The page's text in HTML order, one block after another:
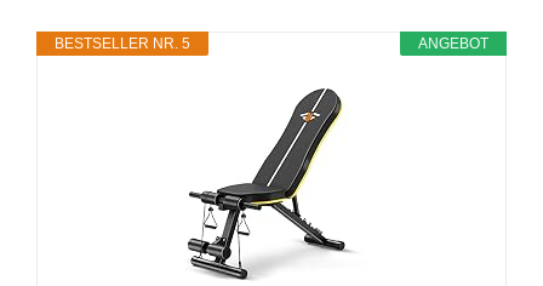
ANGEBOT
BESTSELLER NR. 5